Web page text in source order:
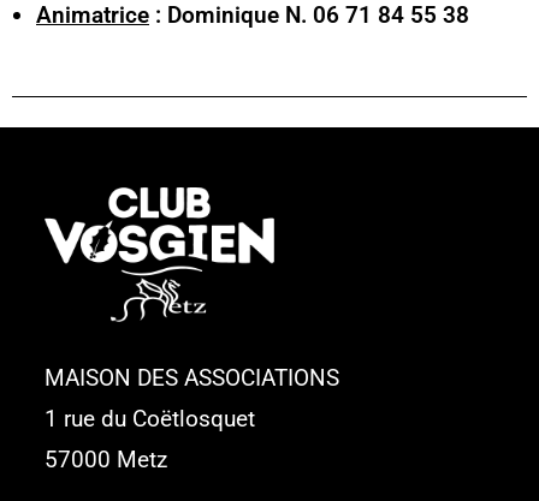
Animatrice : Dominique N. 06 71 84 55 38
MAISON DES ASSOCIATIONS
1 rue du Coëtlosquet
57000 Metz